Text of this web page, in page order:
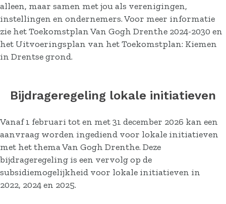
alleen, maar samen met jou als verenigingen,
instellingen en ondernemers. Voor meer informatie
zie het Toekomstplan Van Gogh Drenthe 2024-2030 en
het Uitvoeringsplan van het Toekomstplan: Kiemen
in Drentse grond.
Bijdrageregeling lokale initiatieven
Vanaf 1 februari tot en met 31 december 2026 kan een
aanvraag worden ingediend voor lokale initiatieven
met het thema Van Gogh Drenthe. Deze
bijdrageregeling is een vervolg op de
subsidiemogelijkheid voor lokale initiatieven in
2022, 2024 en 2025.